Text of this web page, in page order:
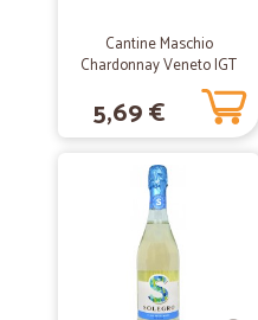
SONO MOLTO SODDISFATTA
consegne anche nel periodo di
—Antonio
Ho scelto di acquistare i prodotti
prezzo migliore di quello che
ancora di questo servizio
Cantine Maschio
Chardonnay Veneto IGT
Vino Frizzante 75 cl.
5,69 €